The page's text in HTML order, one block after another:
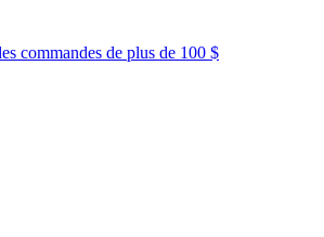
commandes de plus de 100 $